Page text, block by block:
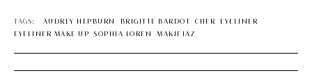
TAGS: AUDREY HEPBURN BRIGITTE BARDOT CHER
EYELINER
EYELINER MAKE UP
SOPHIA LOREN ΜΑΚΙΓΙΑΖ